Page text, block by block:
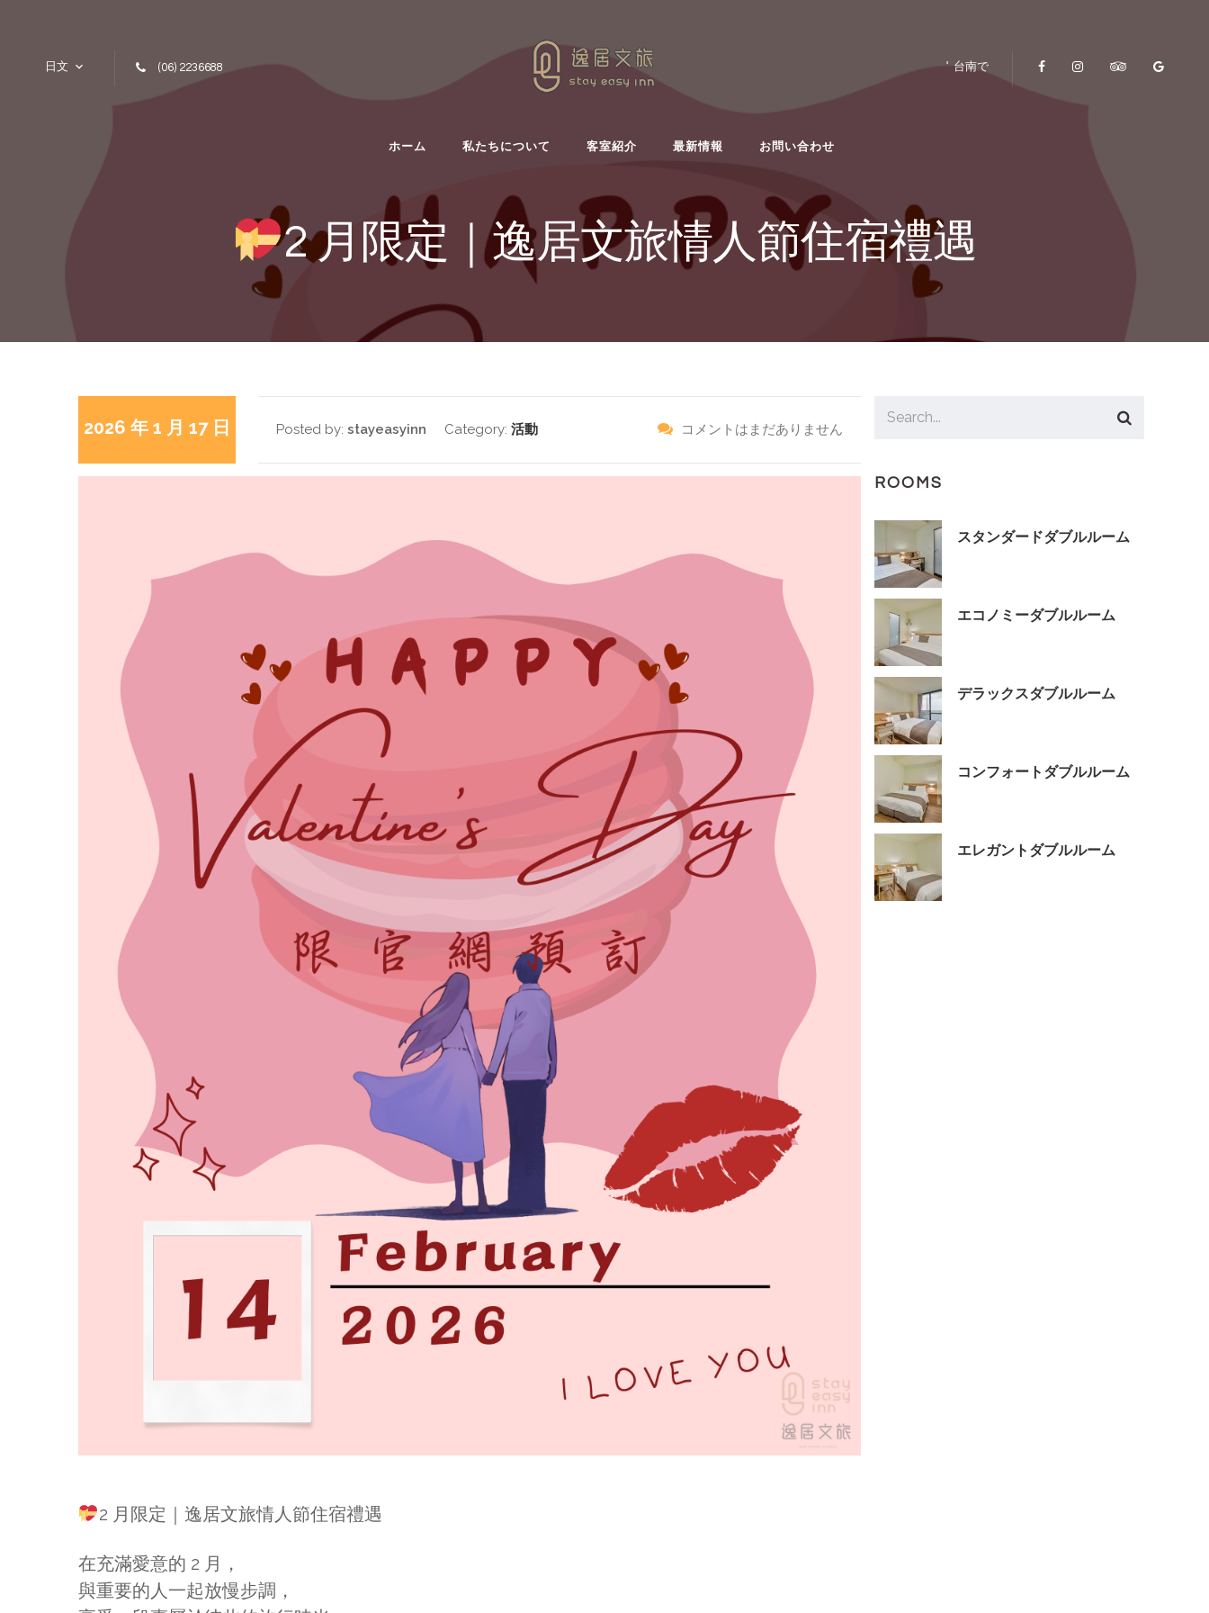
日文 (06) 2236688 台南で
ホーム 私たちについて 客室紹介 最新情報 お問い合わせ
2 月限定｜逸居文旅情人節住宿禮遇
2026 年 1 月 17 日 Posted by: stayeasyinn Category: 活動 コメントはまだありません
2 月限定｜逸居文旅情人節住宿禮遇
在充滿愛意的 2 月，
與重要的人一起放慢步調，
ROOMS
スタンダードダブルルーム
エコノミーダブルルーム
デラックスダブルルーム
コンフォートダブルルーム
エレガントダブルルーム